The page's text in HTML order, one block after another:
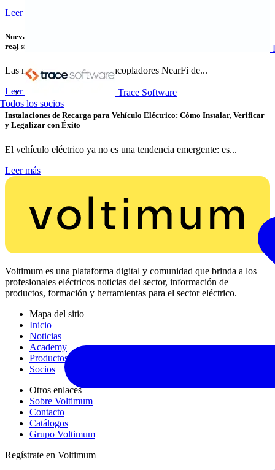
Trace Software
Todos los socios
Leer más
Nuevas variantes para la transmisión de energía y datos Ethernet en tiempo
real sin contacto
Las nuevas variantes de los acopladores NearFi de...
Leer más
Instalaciones de Recarga para Vehículo Eléctrico: Cómo Instalar, Verificar
y Legalizar con Éxito
El vehículo eléctrico ya no es una tendencia emergente: es...
Leer más
Voltimum es una plataforma digital y comunidad que brinda a los
profesionales eléctricos noticias del sector, información de
productos, formación y herramientas para el sector eléctrico.
Mapa del sitio
Inicio
Noticias
Academy
Productos
Socios
Otros enlaces
Sobre Voltimum
Contacto
Catálogos
Grupo Voltimum
Regístrate en Voltimum